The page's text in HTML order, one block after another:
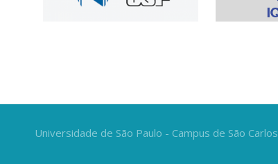
Universidade de São Paulo - Campus de São Carlos